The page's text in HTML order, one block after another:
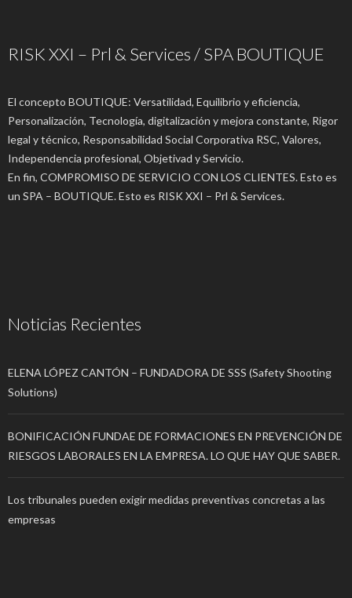
RISK XXI – Prl & Services / SPA BOUTIQUE
El concepto BOUTIQUE: Versatilidad, Equilibrio y eficiencia,
Personalización, Tecnología, digitalización y mejora constante, Rigor
legal y técnico, Responsabilidad Social Corporativa RSC, Valores,
Independencia profesional, Objetivad y Servicio.
En fin, COMPROMISO DE SERVICIO CON LOS CLIENTES. Esto es
un SPA – BOUTIQUE. Esto es RISK XXI – Prl & Services.
Noticias Recientes
ELENA LÓPEZ CANTÓN – FUNDADORA DE SSS (Safety Shooting
Solutions)
BONIFICACIÓN FUNDAE DE FORMACIONES EN PREVENCIÓN DE
RIESGOS LABORALES EN LA EMPRESA. LO QUE HAY QUE SABER.
Los tribunales pueden exigir medidas preventivas concretas a las
empresas